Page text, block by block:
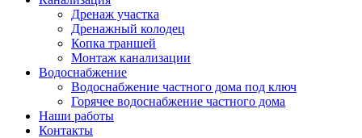
Дренаж участка
Дренажный колодец
Копка траншей
Монтаж канализации
Водоснабжение
Водоснабжение частного дома под ключ
Горячее водоснабжение частного дома
Наши работы
Контакты